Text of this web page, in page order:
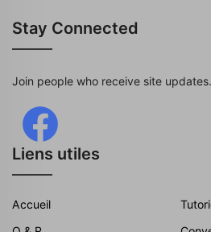
Stay Connected
Join people who receive site updates.
Liens utiles
Accueil